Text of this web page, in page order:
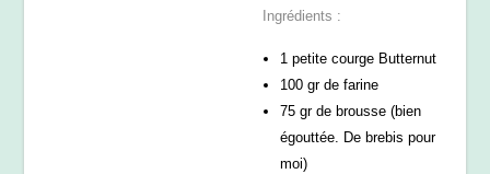
Ingrédients :
1 petite courge Butternut
100 gr de farine
75 gr de brousse (bien
égouttée. De brebis pour
moi)